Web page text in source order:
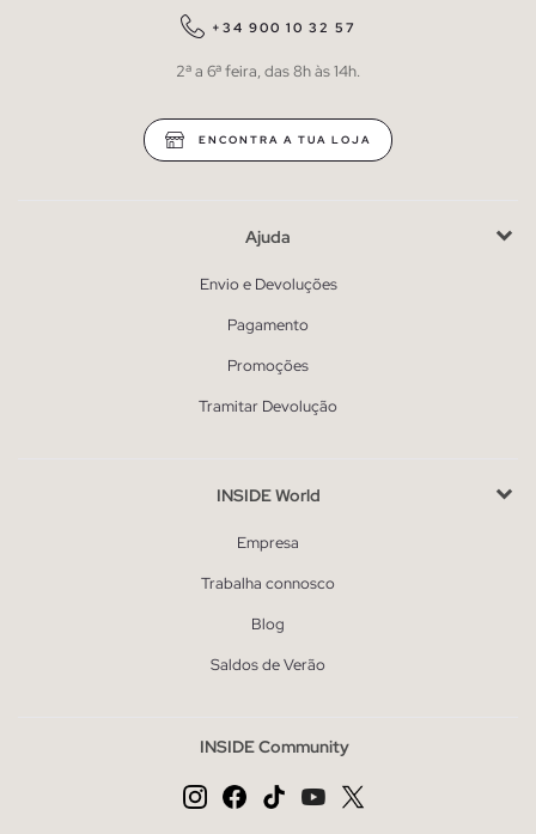
+34 900 10 32 57
2ª a 6ª feira, das 8h às 14h.
ENCONTRA A TUA LOJA
Ajuda
Envio e Devoluções
Pagamento
Promoções
Tramitar Devolução
INSIDE World
Empresa
Trabalha connosco
Blog
Saldos de Verão
INSIDE Community